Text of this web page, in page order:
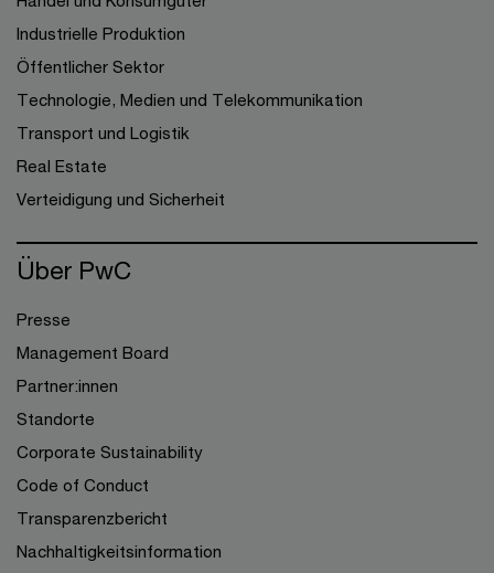
Industrielle Produktion
Öffentlicher Sektor
Technologie, Medien und Telekommunikation
Transport und Logistik
Real Estate
Verteidigung und Sicherheit
Über PwC
Presse
Management Board
Partner:innen
Standorte
Corporate Sustainability
Code of Conduct
Transparenzbericht
Nachhaltigkeitsinformation